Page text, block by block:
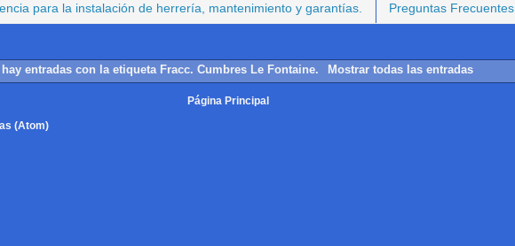
para la instalación de herrería, mantenimiento y garantías. Preguntas Frecuentes
hay entradas con la etiqueta Fracc. Cumbres Le Fontaine. Mostrar todas las entradas
Página Principal
(Atom)